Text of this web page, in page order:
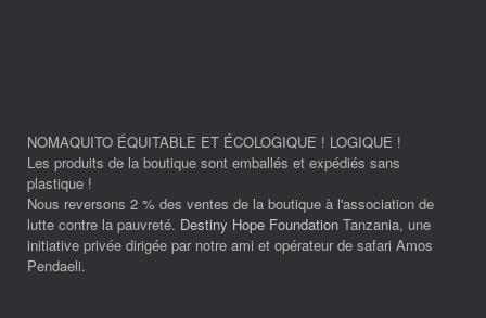
NOMAQUITO ÉQUITABLE ET ÉCOLOGIQUE ! LOGIQUE !
Les produits de la boutique sont emballés et expédiés sans
plastique !
Nous reversons 2 % des ventes de la boutique à l'association de
lutte contre la pauvreté. Destiny Hope Foundation Tanzania, une
initiative privée dirigée par notre ami et opérateur de safari Amos
Pendaeli.